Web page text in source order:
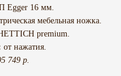
Egger 16 мм.
мебельная ножка.
premium.
от нажатия.
749 р.